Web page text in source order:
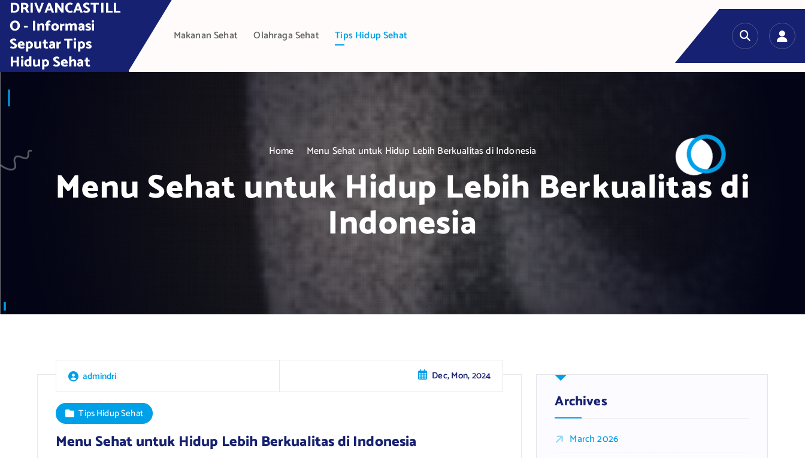
n
DRIVANCASTILL
O - Informasi
Seputar Tips
Hidup Sehat
Makanan Sehat Olahraga Sehat Tips Hidup Sehat
Home Menu Sehat untuk Hidup Lebih Berkualitas di Indonesia
Menu Sehat untuk Hidup Lebih Berkualitas di
Indonesia
admindri Dec, Mon, 2024
Tips Hidup Sehat
Menu Sehat untuk Hidup Lebih Berkualitas di Indonesia
Archives
March 2026